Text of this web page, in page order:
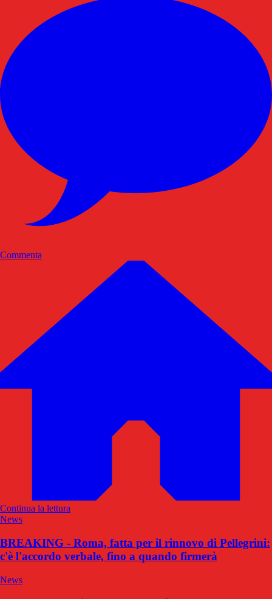
Commenta
Continua la lettura
News
BREAKING - Roma, fatta per il rinnovo di Pellegrini:
c'è l'accordo verbale, fino a quando firmerà
News